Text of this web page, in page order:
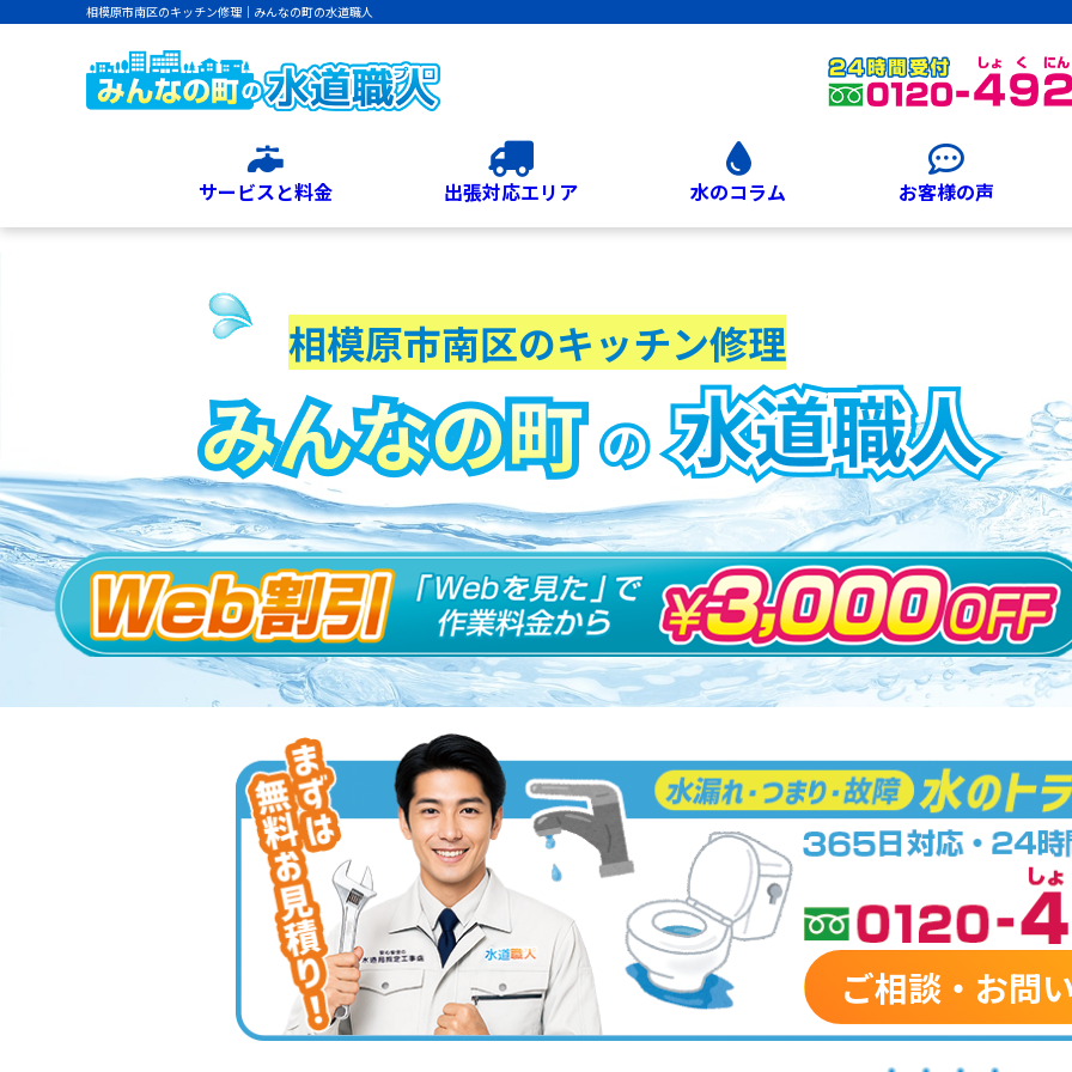
相模原市南区のキッチン修理｜みんなの町の水道職人
サービスと料金 出張対応エリア 水のコラム お客様の声
相模原市南区のキッチン修理
ご相談・お問